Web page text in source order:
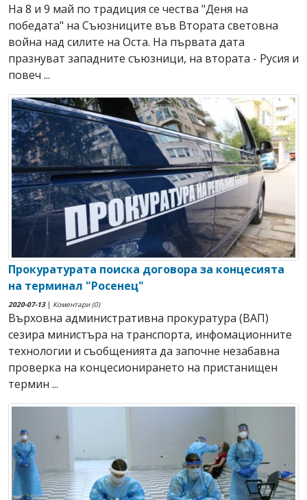
На 8 и 9 май по традиция се чества "Деня на
победата" на Съюзниците във Втората световна
война над силите на Оста. На първата дата
празнуват западните съюзници, на втората - Русия и
повеч ...
Прокуратурата поиска договора за концесията
на терминал "Росенец"
2020-07-13| Коментари (0)
Върховна административна прокуратура (ВАП)
сезира министъра на транспорта, инфомационните
технологии и съобщенията да започне незабавна
проверка на концесионирането на пристанищен
термин ...